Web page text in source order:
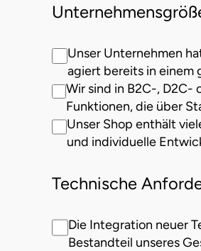
Unser Unternehmen
agiert bereits in einem
Wir sind in B2C-,
Funktionen, die über
Unser Shop enthält
und individuelle
Technische
Die Integration neuer
Bestandteil unseres